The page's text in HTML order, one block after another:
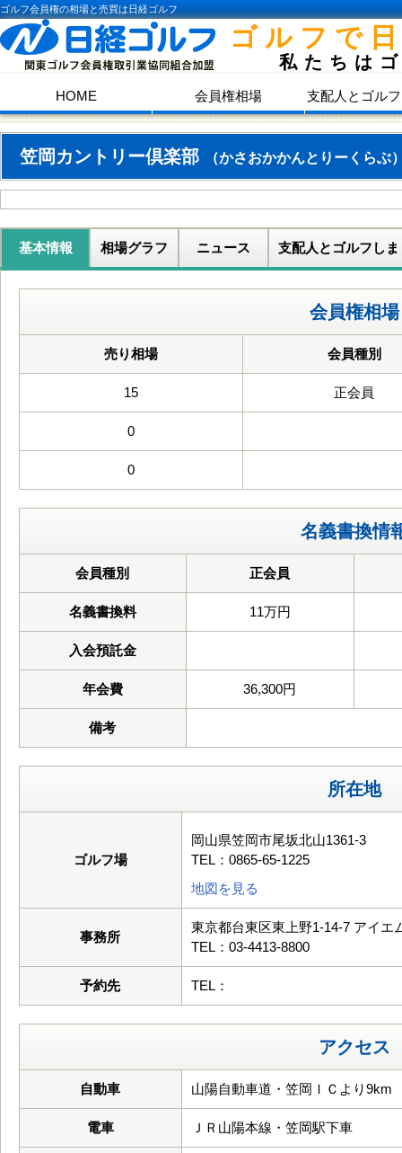
ゴルフ会員権の相場と売買は日経ゴルフ
ゴルフで
私たちは
HOME 会員権相場 支配人とゴル
笠岡カントリー倶楽部 （かさおかかんとりーくらぶ
基本情報 相場グラフ ニュース 支配人とゴルフしま
会員権相場
売り相場 会員種別
15 正会員
0
0
名義書換情
会員種別 正会員
名義書換料 11万円
入会預託金
年会費 36,300円
備考
所在地
ゴルフ場
岡山県笠岡市尾坂北山1361-3
TEL：0865-65-1225
地図を見る
事務所
東京都台東区東上野1-14-7 アイエ
TEL：03-4413-8800
予約先 TEL：
アクセス
自動車 山陽自動車道・笠岡ＩＣより9km
電車 ＪＲ山陽本線・笠岡駅下車